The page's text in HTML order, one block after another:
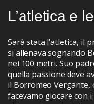
L’atletica e
Sarà stata l’atletica, il
si allenava sognando
nei 100 metri. Suo
quella passione deve
il Borromeo Vergante,
facevamo giocare con